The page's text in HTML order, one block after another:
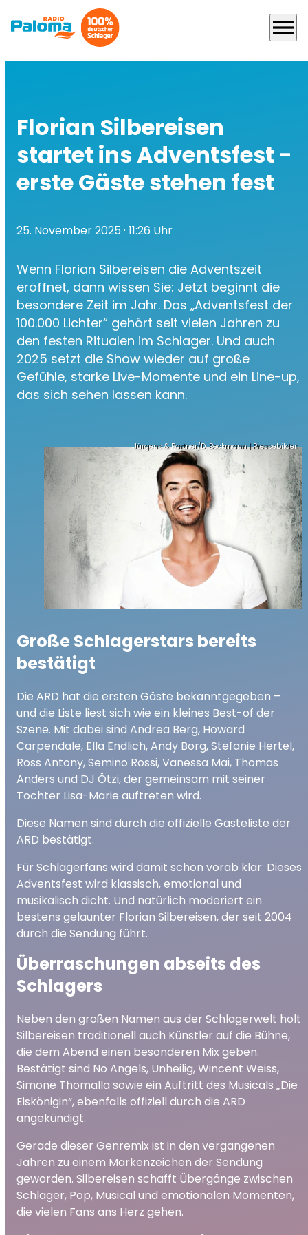
menu
Florian Silbereisen
startet ins Adventsfest -
erste Gäste stehen fest
25. November 2025· 11:26 Uhr
Wenn Florian Silbereisen die Adventszeit
eröffnet, dann wissen Sie: Jetzt beginnt die
besondere Zeit im Jahr. Das „Adventsfest der
100.000 Lichter“ gehört seit vielen Jahren zu
den festen Ritualen im Schlager. Und auch
2025 setzt die Show wieder auf große
Gefühle, starke Live-Momente und ein Line-up,
das sich sehen lassen kann.
Jürgens & Partner/D. Beckmann | Pressebilder
Große Schlagerstars bereits
bestätigt
Die ARD hat die ersten Gäste bekanntgegeben –
und die Liste liest sich wie ein kleines Best-of der
Szene. Mit dabei sind Andrea Berg, Howard
Carpendale, Ella Endlich, Andy Borg, Stefanie Hertel,
Ross Antony, Semino Rossi, Vanessa Mai, Thomas
Anders und DJ Ötzi, der gemeinsam mit seiner
Tochter Lisa-Marie auftreten wird.
Diese Namen sind durch die offizielle Gästeliste der
ARD bestätigt.
Für Schlagerfans wird damit schon vorab klar: Dieses
Adventsfest wird klassisch, emotional und
musikalisch dicht. Und natürlich moderiert ein
bestens gelaunter Florian Silbereisen, der seit 2004
durch die Sendung führt.
Überraschungen abseits des
Schlagers
Neben den großen Namen aus der Schlagerwelt holt
Silbereisen traditionell auch Künstler auf die Bühne,
die dem Abend einen besonderen Mix geben.
Bestätigt sind No Angels, Unheilig, Wincent Weiss,
Simone Thomalla sowie ein Auftritt des Musicals „Die
Eiskönigin“, ebenfalls offiziell durch die ARD
angekündigt.
Gerade dieser Genremix ist in den vergangenen
Jahren zu einem Markenzeichen der Sendung
geworden. Silbereisen schafft Übergänge zwischen
Schlager, Pop, Musical und emotionalen Momenten,
die vielen Fans ans Herz gehen.